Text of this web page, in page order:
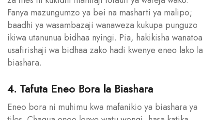
Fanya mazungumzo ya bei na masharti ya malipo;
baadhi ya wasambazaji wanaweza kukupa punguzo
ikiwa utanunua bidhaa nyingi. Pia, hakikisha wanatoa
usafirishaji wa bidhaa zako hadi kwenye eneo lako la
biashara.
4. Tafuta Eneo Bora la Biashara
Eneo bora ni muhimu kwa mafanikio ya biashara ya